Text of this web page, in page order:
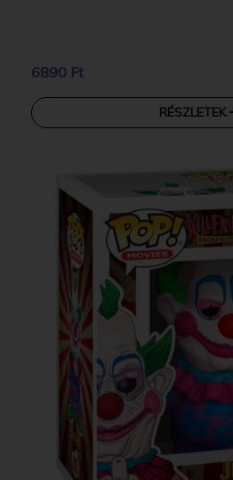
6890 Ft
RÉSZLETEK